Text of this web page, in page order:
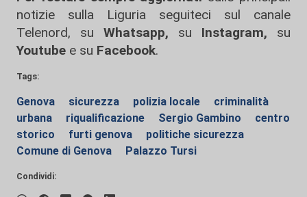
notizie sulla Liguria seguiteci sul canale
Telenord, su
Whatsapp, su Instagram, su
Youtube e su Facebook.
Tags:
Genova sicurezza polizia locale
criminalità
urbana
riqualificazione Sergio Gambino
centro
storico
furti genova
politiche sicurezza
Comune di Genova
Palazzo Tursi
Condividi: